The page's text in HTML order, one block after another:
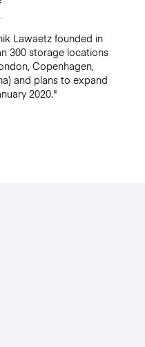
Lawaetz founded in
300 storage locations
Copenhagen,
and plans to expand
2020."